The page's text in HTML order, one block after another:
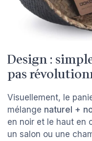
Design :
pas
Visuellement, le
mélange naturel +
en noir et le haut en
un salon ou une